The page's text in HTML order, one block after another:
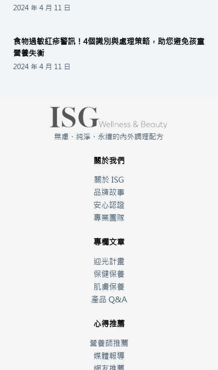
2024 年 4 月 11 日
食物過敏紅疹警訊！4個識別與處理策略，助您避免孩童
營養失衡
2024 年 4 月 11 日
無慮、純淨、永續的內外調理配方
關於我們
關於 ISG
品牌故事
安心認證
專業團隊
專欄文章
迎光計畫
保健保養
肌膚保養
產品 Q&A
心得推薦
營養師推薦
媒體報導